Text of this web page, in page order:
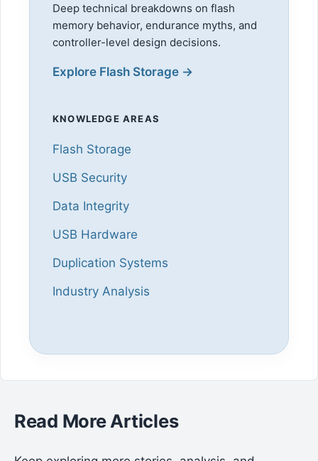
Deep technical breakdowns on flash
memory behavior, endurance myths, and
controller-level design decisions.
Explore Flash Storage →
KNOWLEDGE AREAS
Flash Storage
USB Security
Data Integrity
USB Hardware
Duplication Systems
Industry Analysis
Read More Articles